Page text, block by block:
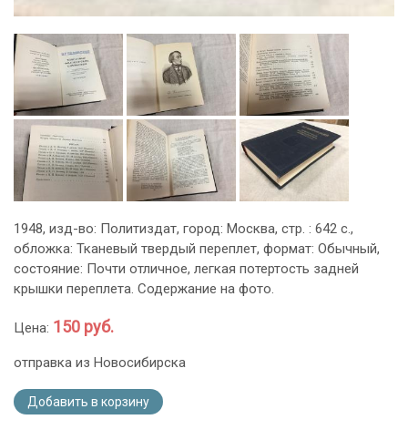
1948, изд-во: Политиздат, город: Москва, стр. : 642 с.,
обложка: Тканевый твердый переплет, формат: Обычный,
состояние: Почти отличное, легкая потертость задней
крышки переплета. Содержание на фото.
Цена: 150 руб.
отправка из Новосибирска
Добавить в корзину